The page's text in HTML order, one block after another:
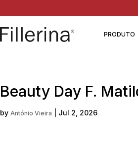
PRODUTO
Beauty Day F.
by António Vieira Jul 2, 2026